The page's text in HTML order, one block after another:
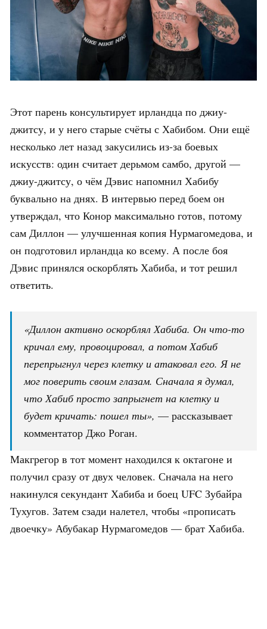
Этот парень консультирует ирландца по джиу-
джитсу, и у него старые счёты с Хабибом. Они ещё
несколько лет назад закусились из-за боевых
искусств: один считает дерьмом самбо, другой —
джиу-джитсу, о чём Дэвис напомнил Хабибу
буквально на днях. В интервью перед боем он
утверждал, что Конор максимально готов, потому
сам Диллон — улучшенная копия Нурмагомедова, и
он подготовил ирландца ко всему. А после боя
Дэвис принялся оскорблять Хабиба, и тот решил
ответить.
«Диллон активно оскорблял Хабиба. Он что-то
кричал ему, провоцировал, а потом Хабиб
перепрыгнул через клетку и атаковал его. Я не
мог поверить своим глазам. Сначала я думал,
что Хабиб просто запрыгнет на клетку и
будет кричать: пошел ты», — рассказывает
комментатор Джо Роган.
Макгрегор в тот момент находился к октагоне и
получил сразу от двух человек. Сначала на него
накинулся секундант Хабиба и боец UFC Зубайра
Тухугов. Затем сзади налетел, чтобы «прописать
двоечку» Абубакар Нурмагомедов — брат Хабиба.